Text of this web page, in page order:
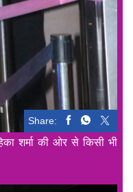
Share:
शर्मा की ओर से किसी भी